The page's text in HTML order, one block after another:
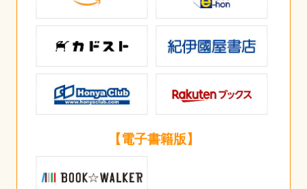
【電子書籍版】